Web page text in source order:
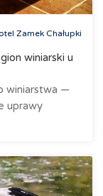
Zamek Chałupki
winiarski u
winiarstwa —
uprawy